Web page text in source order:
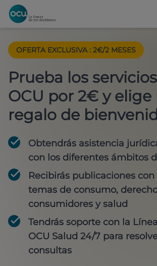
OFERTA EXCLUSIVA : 2€/2 MESES
Prueba los
OCU por 2€ y elige
regalo de
Obtendrás asistencia
con los diferentes ámbitos
Recibirás publicaciones con
temas de consumo,
consumidores y salud
Tendrás soporte con la
OCU Salud 24/7 para
consultas